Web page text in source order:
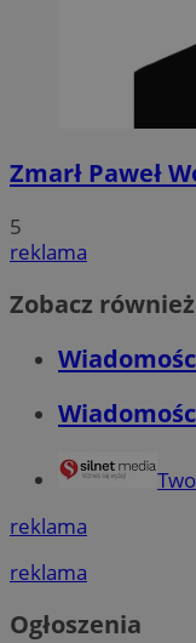
Zmarł Paweł
5
reklama
Zobacz również
reklama
reklama
Ogłoszenia